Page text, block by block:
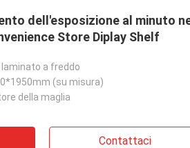
dell'esposizione al minuto
Store Diplay Shelf
a freddo
(su misura)
della maglia
Contattaci